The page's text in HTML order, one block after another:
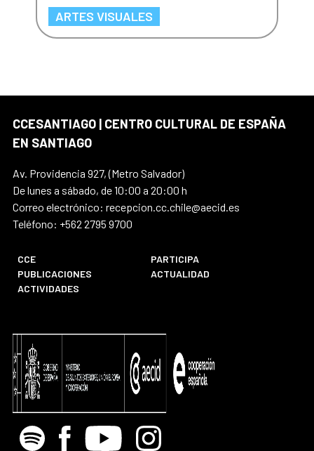
ARTES VISUALES
CCESANTIAGO | CENTRO CULTURAL DE ESPAÑA
EN SANTIAGO
Av. Providencia 927, (Metro Salvador)
De lunes a sábado, de 10:00 a 20:00 h
Correo electrónico: recepcion.cc.chile@aecid.es
Teléfono: +562 2795 9700
CCE
PARTICIPA
PUBLICACIONES
ACTUALIDAD
ACTIVIDADES
Spotify Facebook
Youtube Instagram